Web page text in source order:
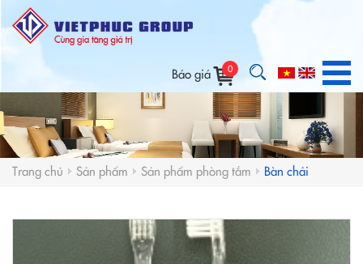
Báo giá 0
Trang chủ Sản phẩm Sản phẩm phòng tắm Bàn chải